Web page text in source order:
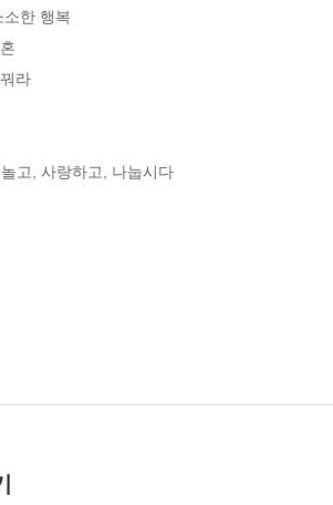
한 행복
라
고, 사랑하고, 나눕시다